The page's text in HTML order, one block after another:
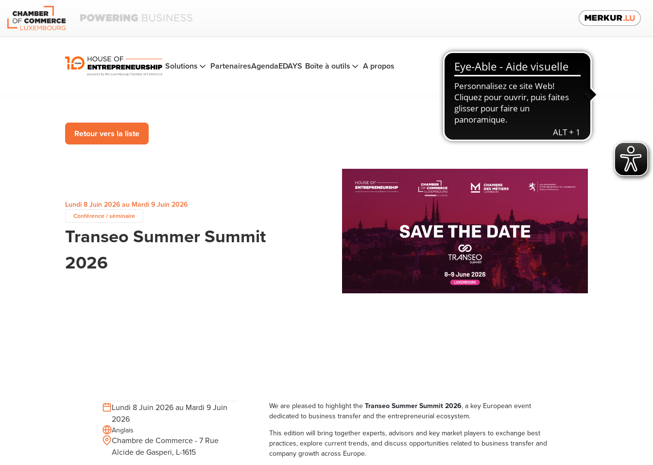
Solutions PartenairesAgendaEDAYS Boîte à outils A propos Contactez-nous
Retour vers la liste
Lundi 8 Juin 2026 au Mardi 9 Juin 2026
Conférence / séminaire
Transeo Summer Summit
2026
Lundi 8 Juin 2026 au Mardi 9 Juin
2026
Anglais
Chambre de Commerce - 7 Rue
Alcide de Gasperi, L-1615
We are pleased to highlight the Transeo Summer Summit 2026, a key European event
dedicated to business transfer and the entrepreneurial ecosystem.
This edition will bring together experts, advisors and key market players to exchange best
practices, explore current trends, and discuss opportunities related to business transfer and
company growth across Europe.